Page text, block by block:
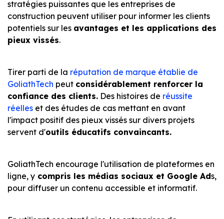
stratégies puissantes que les entreprises de
construction peuvent utiliser pour informer les clients
potentiels sur les avantages et les applications des
pieux vissés.
Tirer parti de la réputation de marque établie de
GoliathTech peut considérablement renforcer la
confiance des clients. Des histoires de réussite
réelles et des études de cas mettant en avant
l'impact positif des pieux vissés sur divers projets
servent d'outils éducatifs convaincants.
GoliathTech encourage l'utilisation de plateformes en
ligne, y compris les médias sociaux et Google Ads,
pour diffuser un contenu accessible et informatif.